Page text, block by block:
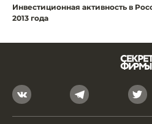
Инвестиционная активность в
2013 года